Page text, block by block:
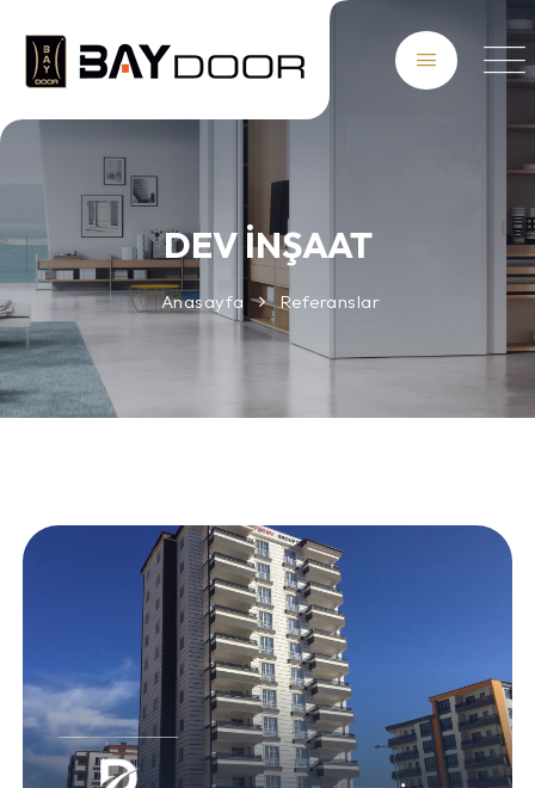
DEV İNŞAAT
Anasayfa Referanslar